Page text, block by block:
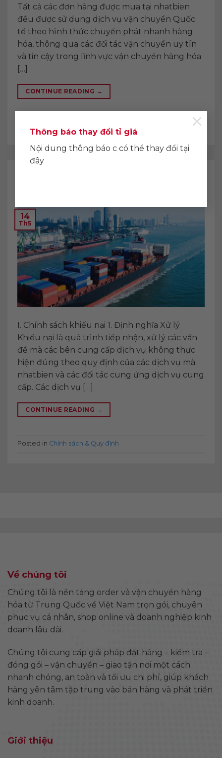
Thông báo thay đổi tỉ giá
Nội dung thông báo c có thể thay đổi tại
đây
×
Tất cả các đơn hàng được mua tại nhatbien
đều được sử dụng dịch vụ vận chuyển Quốc
tế theo hình thức chuyển phát nhanh hàng
hóa, thông qua các đối tác vận chuyển uy tín
và tin cậy trong lĩnh vực vận chuyển hàng hóa
[…]
CONTINUE READING →
14
Th5
I. Chính sách khiếu nại 1. Định nghĩa Xử lý
Khiếu nại là quá trình tiếp nhận, xử lý các vấn
đề mà các bên cung cấp dịch vụ không thực
hiện đúng theo quy định của các dịch vụ mà
nhatbien và các đối tác cung ứng dịch vụ cung
cấp. Các dịch vụ […]
CONTINUE READING →
Posted in Chính sách & Quy định
Về chúng tôi
Chúng tôi là nền tảng order và vận chuyển hàng
hóa từ Trung Quốc về Việt Nam trọn gói, chuyên
phục vụ cá nhân, shop online và doanh nghiệp kinh
doanh lâu dài.
Chúng tôi cung cấp giải pháp đặt hàng – kiểm tra –
đóng gói – vận chuyển – giao tận nơi một cách
nhanh chóng, an toàn và tối ưu chi phí, giúp khách
hàng yên tâm tập trung vào bán hàng và phát triển
kinh doanh.
Giới thiệu